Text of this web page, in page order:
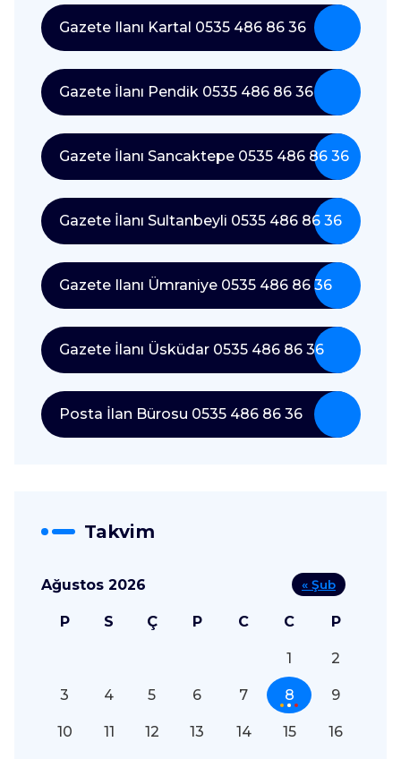
Gazete Ilanı Kartal 0535 486 86 36
Gazete İlanı Pendik 0535 486 86 36
Gazete İlanı Sancaktepe 0535 486 86 36
Gazete İlanı Sultanbeyli 0535 486 86 36
Gazete Ilanı Ümraniye 0535 486 86 36
Gazete İlanı Üsküdar 0535 486 86 36
Posta İlan Bürosu 0535 486 86 36
Takvim
Ağustos 2026
P S Ç P C C P
1 2
3 4 5 6 7 8 9
10 11 12 13 14 15 16
« Şub